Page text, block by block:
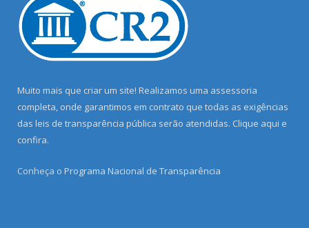
Muito mais que criar um site! Realizamos uma assessoria
completa, onde garantimos em contrato que todas as exigências
das leis de transparência pública serão atendidas. Clique aqui e
confira.
Conheça o Programa Nacional de Transparência